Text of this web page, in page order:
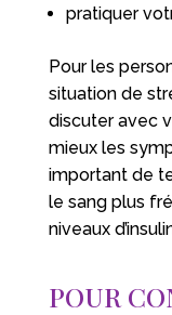
pratiquer
Pour les
situation de
discuter avec
mieux les
important de
le sang plus
niveaux
POUR